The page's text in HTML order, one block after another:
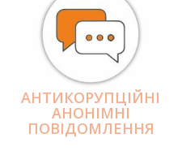
АНТИКОРУПЦІЙНІ
АНОНІМНІ
ПОВІДОМЛЕННЯ